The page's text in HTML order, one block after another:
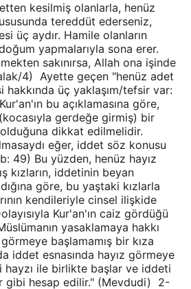
kesilmiş olanlarla, henüz
tereddüt ederseniz,
üç aydır. Hamile olanların
yapmalarıyla sona erer.
sakınırsa, Allah ona işinde
4) Ayette geçen "henüz adet
üç yaklaşım/tefsir var:
bu açıklamasına göre,
gerdeğe girmiş) bir
olduğuna dikkat edilmelidir.
eğer, iddet söz konusu
49) Bu yüzden, henüz hayız
kızların, iddetinin beyan
göre, bu yaştaki kızlarla
kendileriyle cinsel ilişkide
Kur'an'ın caiz gördüğü
yasaklamaya hakkı
başlamamış bir kıza
iddet esnasında hayız görmeye
hayzı ile birlikte başlar ve iddeti
gibi hesap edilir." (Mevdudi) 2-